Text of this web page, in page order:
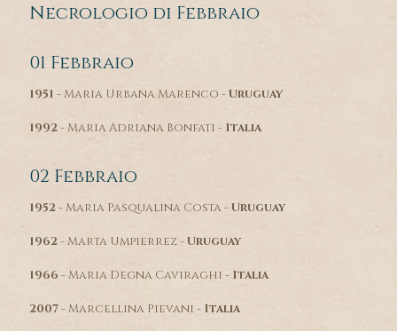
Necrologio di Febbraio
01 Febbraio
1951 - Maria Urbana Marenco -Uruguay
1992- Maria Adriana Bonfati - Italia
02 Febbraio
1952- Maria Pasqualina Costa -Uruguay
1962- Marta Umpierrez -Uruguay
1966 - Maria Degna Caviraghi - Italia
2007- Marcellina Pievani - Italia